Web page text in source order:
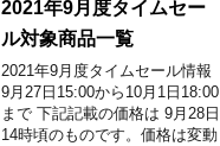
2021年9月度タイムセー
ル対象商品一覧
2021年9月度タイムセール情報
9月27日15:00から10月1日18:00
まで 下記記載の価格は 9月28日
14時頃のものです。価格は変動